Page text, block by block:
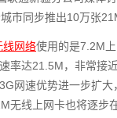
市同步推出10万张
线网络使用的是7.2M
率达21.5M，非常接
网速优势进一步扩
无线上网卡也将逐步